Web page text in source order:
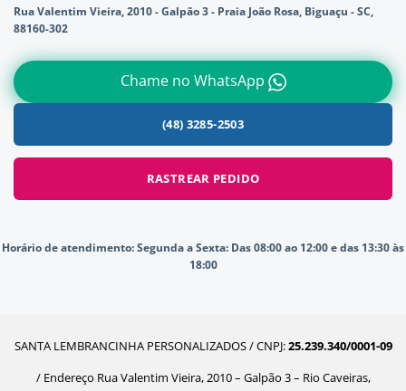
Rua Valentim Vieira, 2010 - Galpão 3 - Praia João Rosa, Biguaçu - SC,
88160-302
Chame no WhatsApp
(48) 3285-2503
RASTREAR PEDIDO
Horário de atendimento:Segunda a Sexta: Das 08:00 ao 12:00 e das 13:30 às
18:00
SANTA LEMBRANCINHA PERSONALIZADOS / CNPJ:25.239.340/0001-09
/ Endereço Rua Valentim Vieira, 2010 – Galpão 3 – Rio Caveiras,